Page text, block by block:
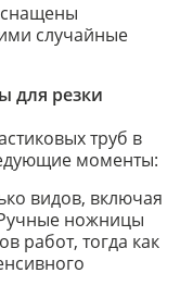
случайные
для резки
труб в
моменты:
видов, включая
ножницы
работ, тогда как